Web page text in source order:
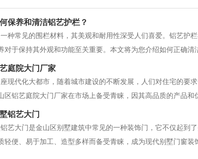
保养和清洁铝艺护栏？
种常见的围栏材料，其美观和耐用性深受人们喜爱。铝艺护
对于保持其外观和功能至关重要。本文将为您介绍如何正确
一些基本的清洁工具和材料。这包括水桶、软刷或海绵、洗
。2. 清除表面的尘土和杂
庭院大门厂家
现代化大都市，随着城市建设的不断发展，人们对住宅的要
区铝艺庭院大门厂家在市场上备受青睐，因其高品质的产品
队，能够根据客户的需求量身定制，无论是简约现代风格还
技术，保证产品的质量和工艺。另外，
铝艺大门
艺大门是金山区别墅建筑中常见的一种装饰门，它不仅起到
轻便、易于加工、造型多样而备受青睐，成为现代别墅门窗装